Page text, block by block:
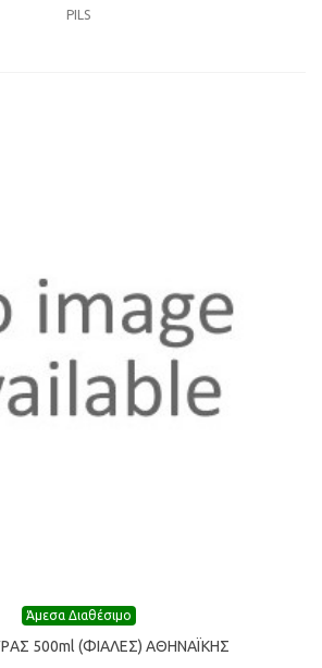
PILS
Άμεσα Διαθέσιμο
500ml (ΦIΑΛΕΣ) ΑΘΗΝΑΪΚΗΣ